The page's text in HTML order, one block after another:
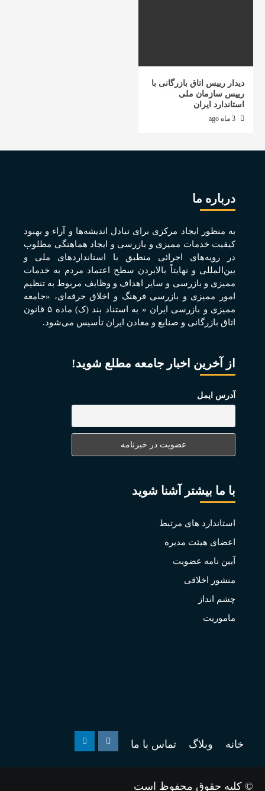
دیدار رییس اتاق بازرگانی با
رییس سازمان ملی
استاندارد ایران
درباره ما
به منظور ايجاد مرکزی برای تبادل انديشه‌ها و آراء و بهبود
کيفيت خدمات مميزی و بازرسی و ايجاد هماهنگی مطلوب
در رويه‌های اجرائی منطبق با استانداردهای ملی و
بين‌المللی و نهايتاً بالابردن سطح اعتماد مردم به خدمات
مميزی و بازرسی و ساير اهداف و وظايف مربوط به تنظيم
امور مميزی و بازرسی فرهنگ و اخلاق حرفه‌ای، «جامعه
مميزی و بازرسی ايران « به استناد بند (ک) ماده ۵ قانون
اتاق بازرگانی و صنايع و معادن ايران تأسيس می‌شود.
از آخرین اخبار جامعه مطلع شوید!
آدرس ایمل
با ما بیشتر آشنا شوید
استاندارد های مرتبط
اعضای هیئت مدیره
آیین نامه عضویت
منشور اخلاقی
چشم انداز
ماموریت
خانه وبلاگ تماس با ما Instagram
Linkedin
© کلیه حقوق محفوظ است